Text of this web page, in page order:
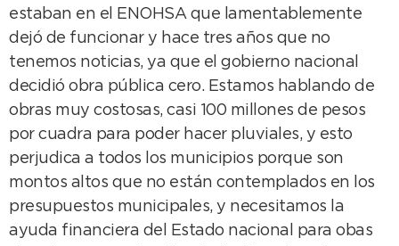
estaban en el ENOHSA que lamentablemente
dejó de funcionar y hace tres años que no
tenemos noticias, ya que el gobierno nacional
decidió obra pública cero. Estamos hablando de
obras muy costosas, casi 100 millones de pesos
por cuadra para poder hacer pluviales, y esto
perjudica a todos los municipios porque son
montos altos que no están contemplados en los
presupuestos municipales, y necesitamos la
ayuda financiera del Estado nacional para obas